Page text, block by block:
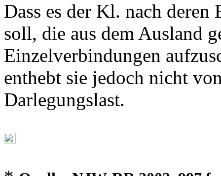
Dass es der Kl. nach
soll, die aus dem Ausland
Einzelverbindungen
enthebt sie jedoch nicht
Darlegungslast.